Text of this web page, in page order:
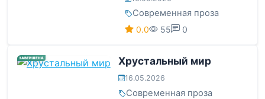
Современная проза
0.0 55 0
ЗАВЕРШЕНА Хрустальный мир
16.05.2026
Современная проза